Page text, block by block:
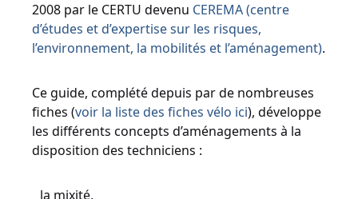
2008 par le CERTU devenu CEREMA (centre
d’études et d’expertise sur les risques,
l’environnement, la mobilités et l’aménagement).
Ce guide, complété depuis par de nombreuses
fiches (voir la liste des fiches vélo ici), développe
les différents concepts d’aménagements à la
disposition des techniciens :
la mixité,